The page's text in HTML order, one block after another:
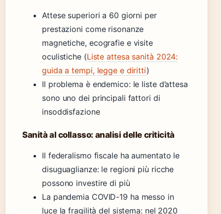
Attese superiori a 60 giorni per
prestazioni come risonanze
magnetiche, ecografie e visite
oculistiche (Liste attesa sanità 2024:
guida a tempi, legge e diritti)
Il problema è endemico: le liste d’attesa
sono uno dei principali fattori di
insoddisfazione
Sanità al collasso: analisi delle criticità
Il federalismo fiscale ha aumentato le
disuguaglianze: le regioni più ricche
possono investire di più
La pandemia COVID-19 ha messo in
luce la fragilità del sistema: nel 2020